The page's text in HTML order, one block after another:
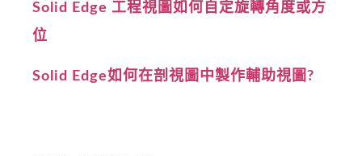
Solid Edge 工程視圖如何自定旋轉角度或方
位
Solid Edge如何在剖視圖中製作輔助視圖?